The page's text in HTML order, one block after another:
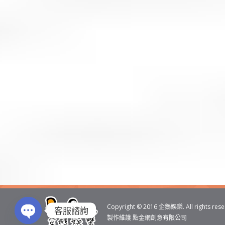
Copyright © 2016企鵝娛樂. All rights
製作維護點金網創意有限公司
客服諮詢